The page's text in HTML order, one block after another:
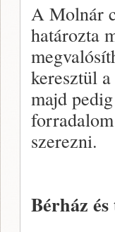
A Molnár
határozta
keresztül
majd
szerezni.
Bérház